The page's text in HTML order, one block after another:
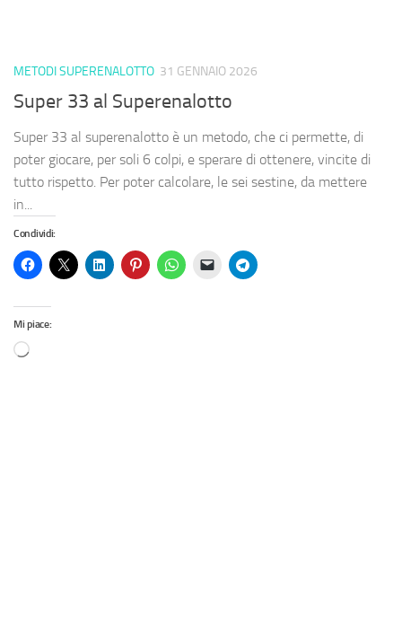
METODI SUPERENALOTTO 31 GENNAIO 2026
Super 33 al Superenalotto
Super 33 al superenalotto è un metodo, che ci permette, di
poter giocare, per soli 6 colpi, e sperare di ottenere, vincite di
tutto rispetto. Per poter calcolare, le sei sestine, da mettere
in...
Condividi:
Mi piace: